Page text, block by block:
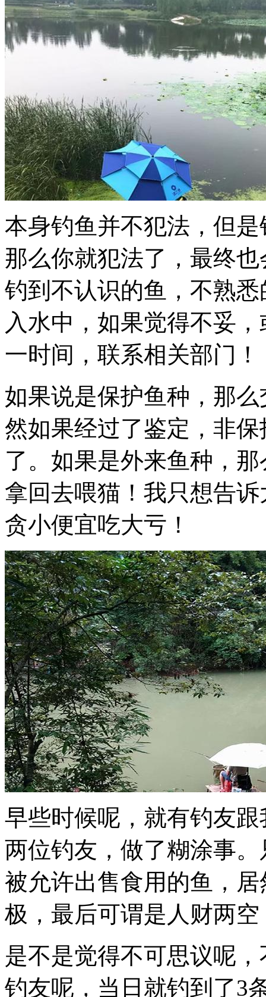
本身钓鱼并不犯法，但
那么你就犯法了，最终
钓到不认识的鱼，不熟
入水中，如果觉得不妥
一时间，联系相关部门！
如果说是保护鱼种，那
然如果经过了鉴定，非
了。如果是外来鱼种，
拿回去喂猫！我只想告
贪小便宜吃大亏！
早些时候呢，就有钓友
两位钓友，做了糊涂事
被允许出售食用的鱼，
极，最后可谓是人财两空
是不是觉得不可思议呢
钓友呢，当日就钓到了3